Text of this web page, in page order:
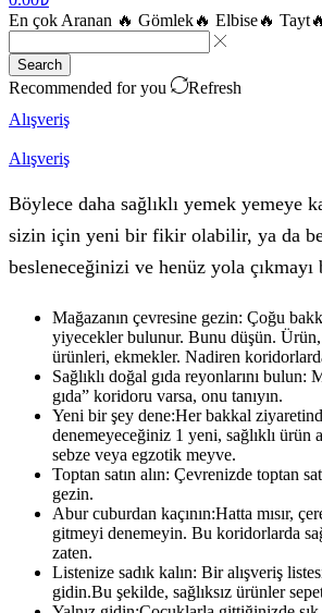
En çok Aranan 🔥 Gömlek🔥 Elbise🔥 Tayt
Search
Recommended for you
Refresh
Alışveriş
Alışveriş
Böylece daha sağlıklı yemek yemeye
sizin için yeni bir fikir olabilir, ya da
besleneceğinizi ve henüz yola
Mağazanın çevresine gezin: Çoğu
yiyecekler bulunur. Bunu düşün.
ürünleri, ekmekler. Nadiren
Sağlıklı doğal gıda reyonlarını bulun:
gıda” koridoru varsa, onu tanıyın.
Yeni bir şey dene:Her bakkal
denemeyeceğiniz 1 yeni, sağlıklı ürün
sebze veya egzotik meyve.
Toptan satın alın: Çevrenizde toptan
gezin.
Abur cuburdan kaçının:Hatta mısır,
gitmeyi denemeyin. Bu koridorlarda
zaten.
Listenize sadık kalın: Bir alışveriş
gidin.Bu şekilde, sağlıksız ürünler